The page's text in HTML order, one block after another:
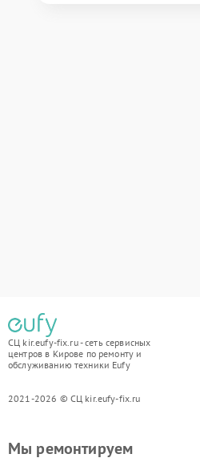
СЦ kir.eufy-fix.ru - сеть сервисных
центров в Кирове по ремонту и
обслуживанию техники Eufy
2021-2026 © СЦ kir.eufy-fix.ru
Мы ремонтируем